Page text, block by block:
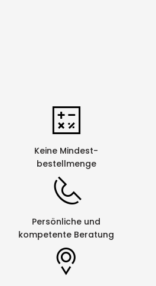
Keine Mindest-
bestellmenge
Persönliche und
kompetente Beratung